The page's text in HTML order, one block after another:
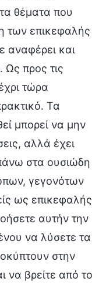
θέματα που
των επικεφαλής
αναφέρει και
Ως προς τις
τώρα
Τα
μπορεί να μην
αλλά έχει
στα ουσιώδη
γεγονότων
ως επικεφαλής
αυτήν την
να λύσετε τα
στην
να βρείτε από το